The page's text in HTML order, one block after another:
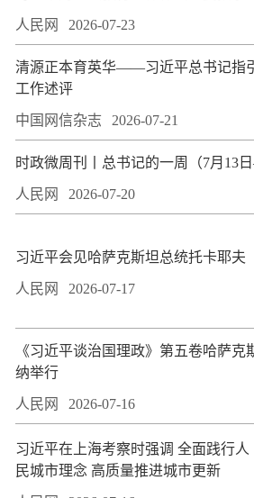
人民网 2026-07-23
清源正本育英华——习近平总书记指
工作述评
中国网信杂志 2026-07-21
时政微周刊丨总书记的一周（7月13
人民网 2026-07-20
习近平会见哈萨克斯坦总统托卡耶夫
人民网 2026-07-17
《习近平谈治国理政》第五卷哈萨克
纳举行
人民网 2026-07-16
习近平在上海考察时强调 全面践行人
民城市理念 高质量推进城市更新